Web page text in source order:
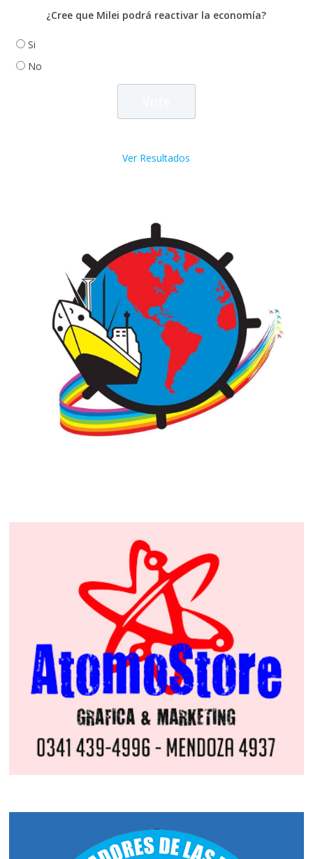
¿Cree que Milei podrá reactivar la economía?
Si
No
Ver Resultados